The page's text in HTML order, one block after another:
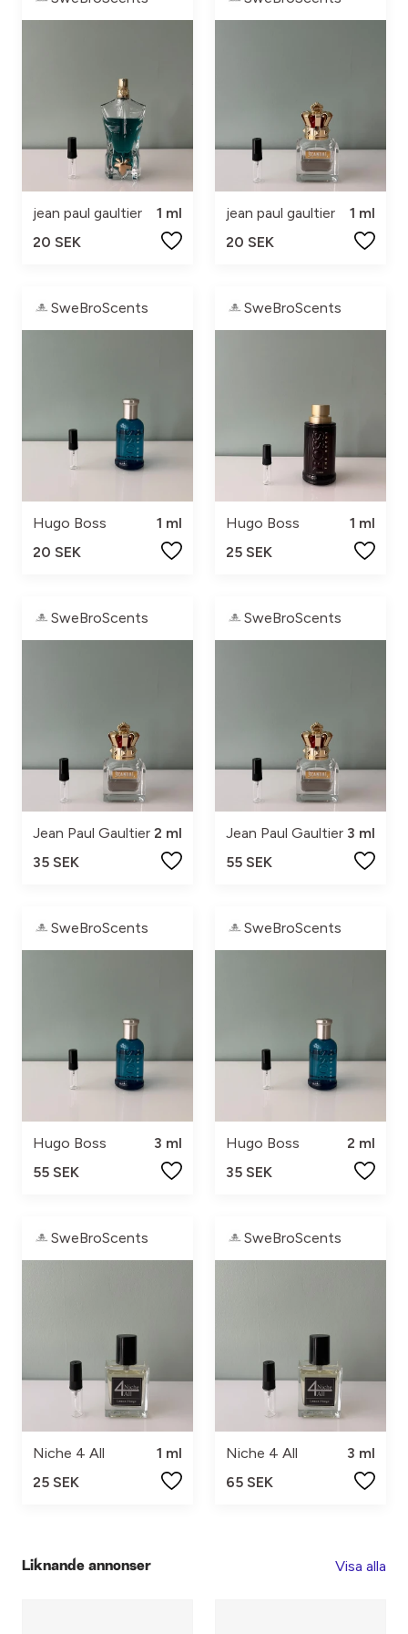
jean paul gaultier
1 ml
20 SEK
jean paul gaultier
1 ml
20 SEK
SweBroScents
Hugo Boss
1 ml
20 SEK
SweBroScents
Hugo Boss
1 ml
25 SEK
SweBroScents
Jean Paul Gaultier 2 ml
35 SEK
SweBroScents
Jean Paul Gaultier 3 ml
55 SEK
SweBroScents
Hugo Boss
3 ml
55 SEK
SweBroScents
Hugo Boss
2 ml
35 SEK
SweBroScents
Niche 4 All
1 ml
25 SEK
SweBroScents
Niche 4 All
3 ml
65 SEK
Liknande annonser Visa alla